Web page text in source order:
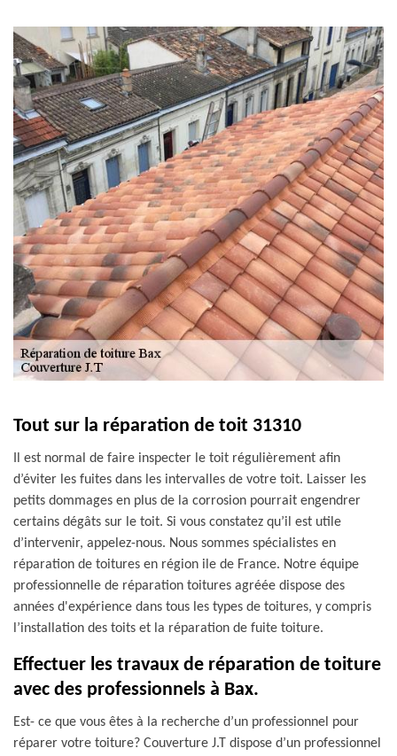
Tout sur la réparation de toit 31310
Il est normal de faire inspecter le toit régulièrement afin
d’éviter les fuites dans les intervalles de votre toit. Laisser les
petits dommages en plus de la corrosion pourrait engendrer
certains dégâts sur le toit. Si vous constatez qu’il est utile
d’intervenir, appelez-nous. Nous sommes spécialistes en
réparation de toitures en région ile de France. Notre équipe
professionnelle de réparation toitures agréée dispose des
années d'expérience dans tous les types de toitures, y compris
l’installation des toits et la réparation de fuite toiture.
Effectuer les travaux de réparation de toiture
avec des professionnels à Bax.
Est- ce que vous êtes à la recherche d’un professionnel pour
réparer votre toiture? Couverture J.T dispose d’un professionnel